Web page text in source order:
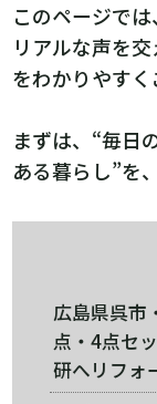
このページで
リアルな声を
をわかりやすく
まずは、“毎日
ある暮らし”を
広島県呉市
点・4点セ
研へリフォ